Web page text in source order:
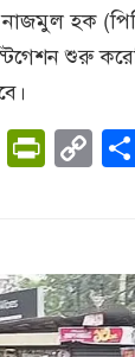
হক
শুরু
Email